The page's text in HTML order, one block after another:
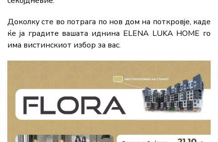
Доколку сте во потрага по нов дом на поткровје, каде
ќе ја градите вашата иднина ELENA LUKA HOME го
има вистинскиот избор за вас.